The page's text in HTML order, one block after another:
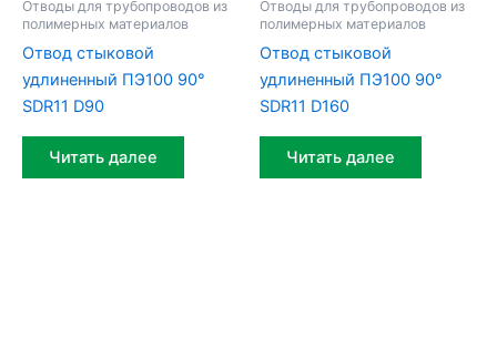
Отводы для трубопроводов из
полимерных материалов
Отвод стыковой
удлиненный ПЭ100 90°
SDR11 D90
Читать далее
Отводы для трубопроводов из
полимерных материалов
Отвод стыковой
удлиненный ПЭ100 90°
SDR11 D160
Читать далее